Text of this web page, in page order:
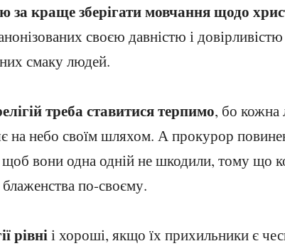
за краще зберігати мовчання щодо
своєю давністю і довірливістю
смаку людей.
треба ставитися терпимо, бо
на небо своїм шляхом. А прокурор
вони одна одній не шкодили, тому що
по-своєму.
рівніі хороші, якщо їх прихильники є